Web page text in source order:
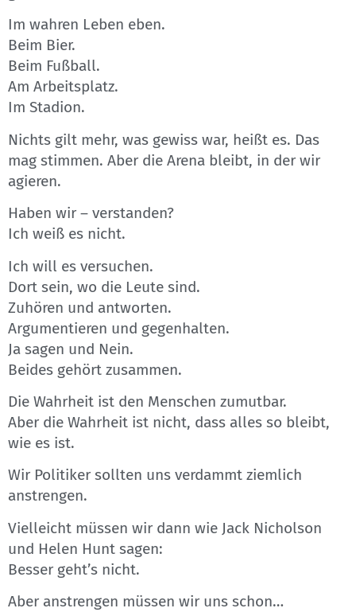
Im wahren Leben eben.
Beim Bier.
Beim Fußball.
Am Arbeitsplatz.
Im Stadion.
Nichts gilt mehr, was gewiss war, heißt es. Das
mag stimmen. Aber die Arena bleibt, in der wir
agieren.
Haben wir – verstanden?
Ich weiß es nicht.
Ich will es versuchen.
Dort sein, wo die Leute sind.
Zuhören und antworten.
Argumentieren und gegenhalten.
Ja sagen und Nein.
Beides gehört zusammen.
Die Wahrheit ist den Menschen zumutbar.
Aber die Wahrheit ist nicht, dass alles so bleibt,
wie es ist.
Wir Politiker sollten uns verdammt ziemlich
anstrengen.
Vielleicht müssen wir dann wie Jack Nicholson
und Helen Hunt sagen:
Besser geht’s nicht.
Aber anstrengen müssen wir uns schon…